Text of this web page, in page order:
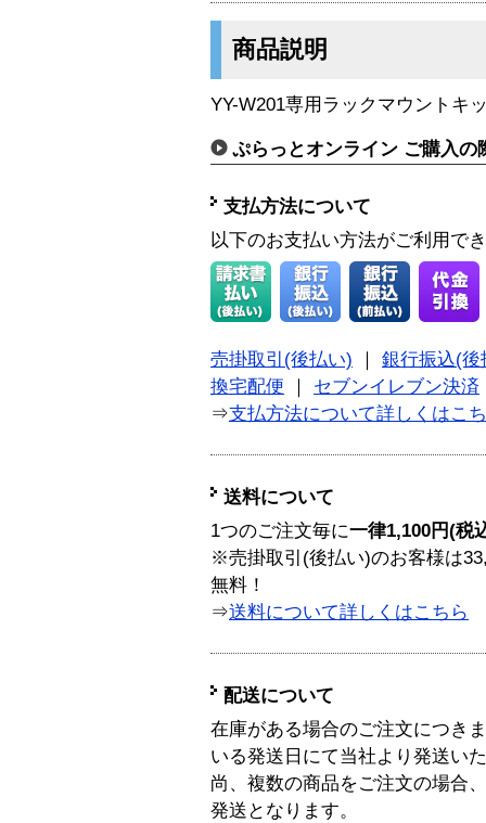
商品説明
YY-W201専用ラックマウントキ
ぷらっとオンライン ご購入の
支払方法について
以下のお支払い方法がご利用で
売掛取引(後払い)
銀行振込(後
換宅配便
セブンイレブン決済
⇒支払方法について詳しくはこ
送料について
1つのご注文毎に一律1,100円(税
※売掛取引(後払い)のお客様は
無料！
⇒送料について詳しくはこちら
配送について
在庫がある場合のご注文につき
いる発送日にて当社より発送い
尚、複数の商品をご注文の場合
発送となります。